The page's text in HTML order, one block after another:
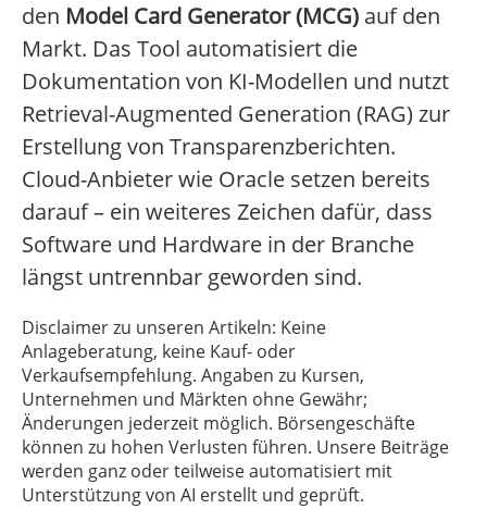
den Model Card Generator (MCG) auf den
Markt. Das Tool automatisiert die
Dokumentation von KI-Modellen und nutzt
Retrieval-Augmented Generation (RAG) zur
Erstellung von Transparenzberichten.
Cloud-Anbieter wie Oracle setzen bereits
darauf – ein weiteres Zeichen dafür, dass
Software und Hardware in der Branche
längst untrennbar geworden sind.
Disclaimer zu unseren Artikeln: Keine
Anlageberatung, keine Kauf- oder
Verkaufsempfehlung. Angaben zu Kursen,
Unternehmen und Märkten ohne Gewähr;
Änderungen jederzeit möglich. Börsengeschäfte
können zu hohen Verlusten führen. Unsere Beiträge
werden ganz oder teilweise automatisiert mit
Unterstützung von AI erstellt und geprüft.